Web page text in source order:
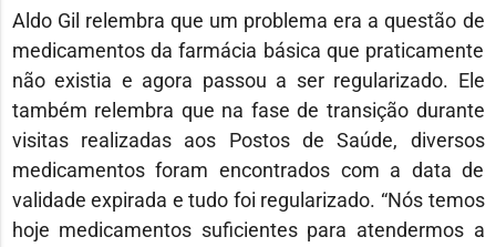
Aldo Gil relembra que um problema era a questão de
medicamentos da farmácia básica que praticamente
não existia e agora passou a ser regularizado. Ele
também relembra que na fase de transição durante
visitas realizadas aos Postos de Saúde, diversos
medicamentos foram encontrados com a data de
validade expirada e tudo foi regularizado. “Nós temos
hoje medicamentos suficientes para atendermos a